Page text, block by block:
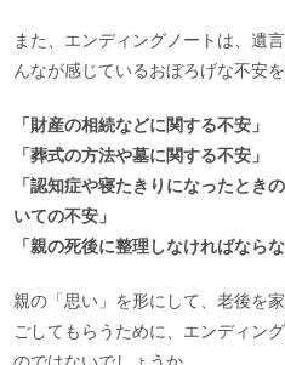
また、エンディングノートは、遺
んなが感じているおぼろげな不安
「財産の相続などに関する不安」
「葬式の方法や墓に関する不安」
「認知症や寝たきりになったとき
いての不安」
「親の死後に整理しなければなら
親の「思い」を形にして、老後を
ごしてもらうために、エンディン